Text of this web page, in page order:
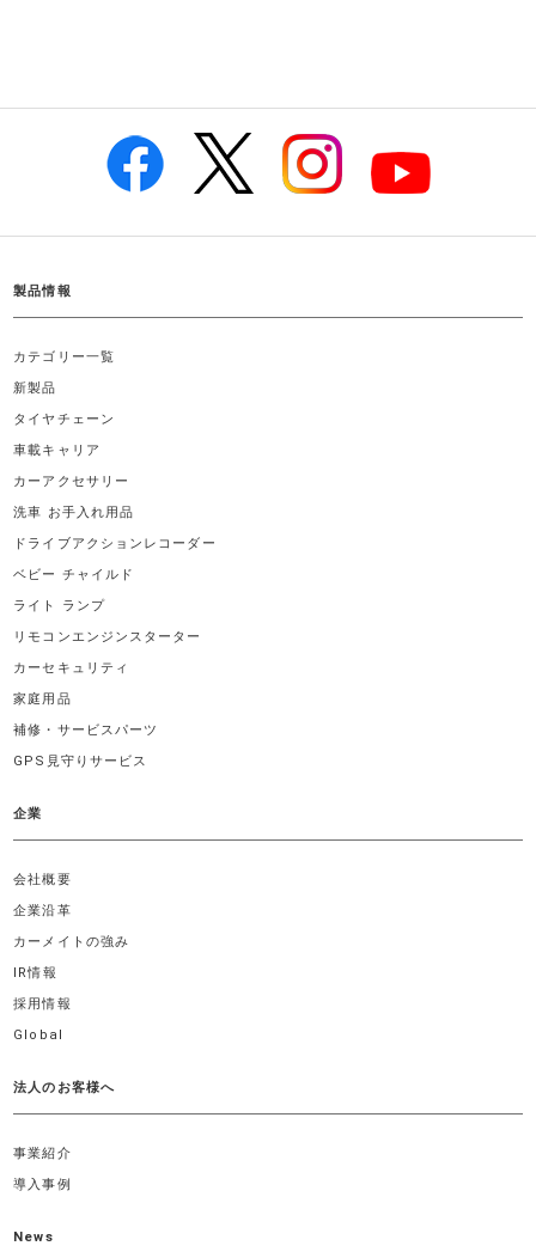
製品情報
カテゴリー一覧
新製品
タイヤチェーン
車載キャリア
カーアクセサリー
洗車 お手入れ用品
ドライブアクションレコーダー
ベビー チャイルド
ライト ランプ
リモコンエンジンスターター
カーセキュリティ
家庭用品
補修・サービスパーツ
GPS見守りサービス
企業
会社概要
企業沿革
カーメイトの強み
IR情報
採用情報
Global
法人のお客様へ
事業紹介
導入事例
News